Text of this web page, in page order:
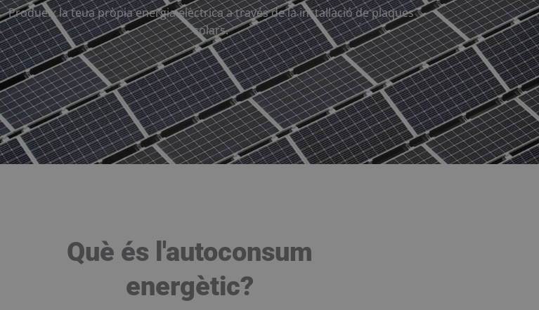
Produeix la teua pròpia energia elèctrica a través de la instal·lació de plaques
solars.
Què és l'autoconsum
energètic?